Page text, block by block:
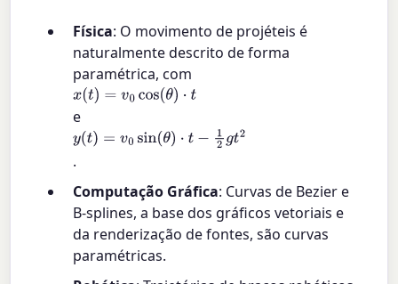
Física: O movimento de projéteis é
naturalmente descrito de forma
paramétrica, com
x(t)= v0cos( θ)⋅t
e
y(t)= v0sin( θ)⋅t−12 g t2
.
Computação Gráfica: Curvas de Bezier e
B-splines, a base dos gráficos vetoriais e
da renderização de fontes, são curvas
paramétricas.